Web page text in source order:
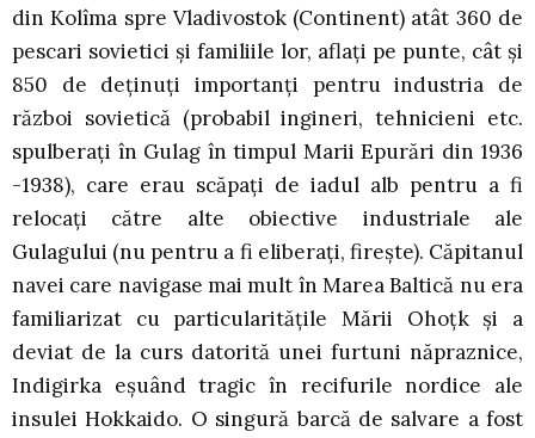
din Kolîma spre Vladivostok (Continent) atât 360 de
pescari sovietici şi familiile lor, aflaţi pe punte, cât şi
850 de deţinuţi importanţi pentru industria de
război sovietică (probabil ingineri, tehnicieni etc.
spulberaţi în Gulag în timpul Marii Epurări din 1936
-1938), care erau scăpaţi de iadul alb pentru a fi
relocaţi către alte obiective industriale ale
Gulagului (nu pentru a fi eliberaţi, fireşte). Căpitanul
navei care navigase mai mult în Marea Baltică nu era
familiarizat cu particularităţile Mării Ohoţk şi a
deviat de la curs datorită unei furtuni năpraznice,
Indigirka eşuând tragic în recifurile nordice ale
insulei Hokkaido. O singură barcă de salvare a fost